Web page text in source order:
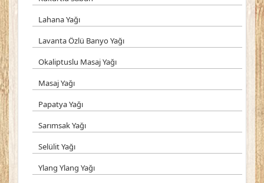
Lahana Yağı
Lavanta Özlü Banyo Yağı
Okaliptuslu Masaj Yağı
Masaj Yağı
Papatya Yağı
Sarımsak Yağı
Selülit Yağı
Ylang Ylang Yağı